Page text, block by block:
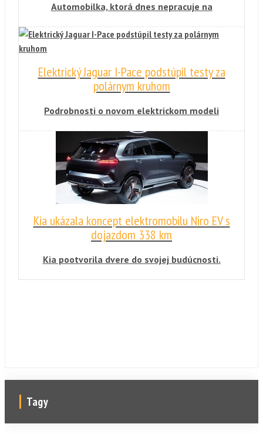
Automobilka, ktorá dnes nepracuje na
takmer neschopná konkurovať. Volvo medzi
uvedie už o rok.
Elektrický Jaguar I-Pace podstúpil testy za
polárnym kruhom
Podrobnosti o novom elektrickom modeli
prichádza automobilka s novým videom a
fotografiami.
Kia ukázala koncept elektromobilu Niro EV s
dojazdom 338 km
Kia pootvorila dvere do svojej budúcnosti.
Tagy